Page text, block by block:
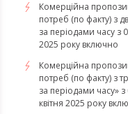
Комерційна
потреб (по факту) з
за періодами часу з
2025 року включно
Комерційна
потреб (по факту) з
за періодами часу»
квітня 2025 року